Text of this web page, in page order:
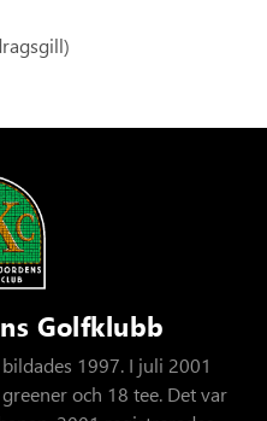
Golfklubb
1997. I juli 2001
och 18 tee. Det var